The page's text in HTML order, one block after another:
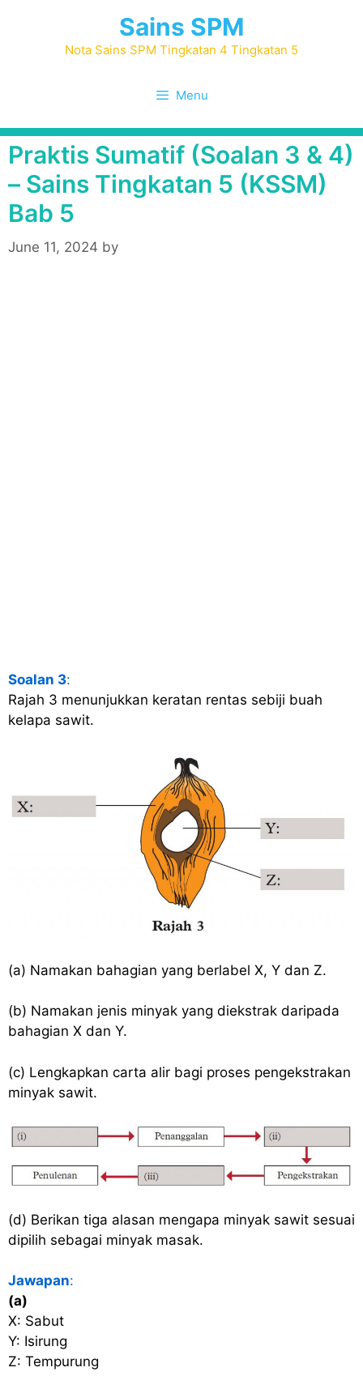
Sains SPM
Nota Sains SPM Tingkatan 4 Tingkatan 5
Menu
Praktis Sumatif (Soalan 3 & 4)
– Sains Tingkatan 5 (KSSM)
Bab 5
June 11, 2024 by
Soalan 3:
Rajah 3 menunjukkan keratan rentas sebiji buah
kelapa sawit.
(a) Namakan bahagian yang berlabel X, Y dan Z.
(b) Namakan jenis minyak yang diekstrak daripada
bahagian X dan Y.
(c) Lengkapkan carta alir bagi proses pengekstrakan
minyak sawit.
(d) Berikan tiga alasan mengapa minyak sawit sesuai
dipilih sebagai minyak masak.
Jawapan:
(a)
X: Sabut
Y: Isirung
Z: Tempurung